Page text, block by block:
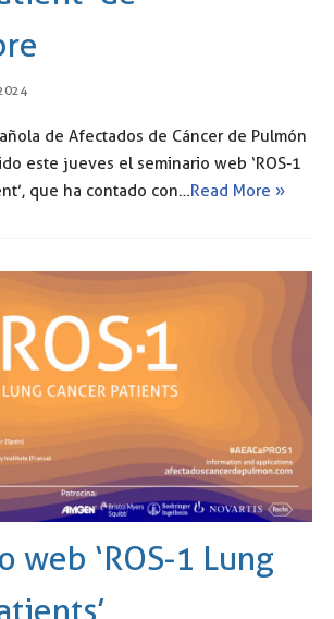
de Afectados de Cáncer de Pulmón
este jueves el seminario web ‘ROS-1
que ha contado con…Read More »
web ‘ROS-1 Lung